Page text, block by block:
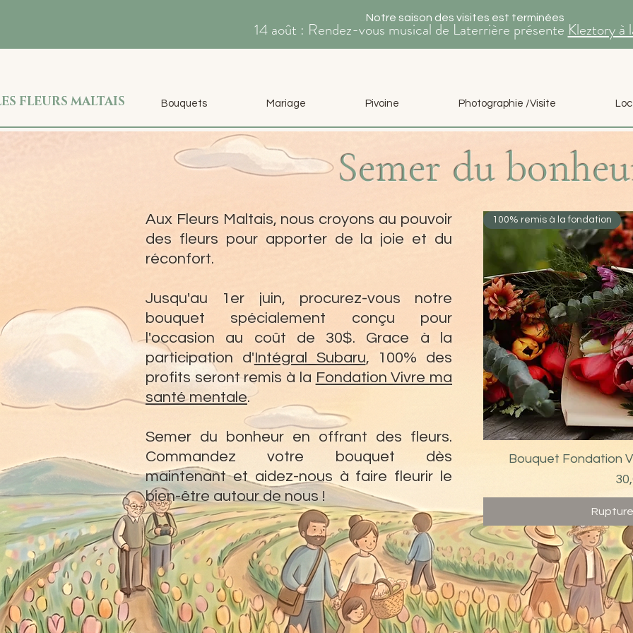
Notre saison des visites est terminées
14 août : Rendez-vous musical de Laterrière présente Kleztory à
FLEURS MALTAIS Bouquets Mariage Pivoine Photographie /Visite
Semer du
Aux Fleurs Maltais, nous croyons au pouvoir
des fleurs pour apporter de la joie et du
réconfort.
Jusqu'au 1er juin, procurez-vous notre
bouquet spécialement conçu pour
l'occasion au coût de 30$. Grace à la
participation d'Intégral Subaru, 100% des
profits seront remis à la Fondation Vivre ma
santé mentale.
Semer du bonheur en offrant des fleurs.
Commandez votre bouquet dès
maintenant et aidez-nous à faire fleurir le
bien-être autour de nous !
100% remis à la fondation
Bouquet Fondation